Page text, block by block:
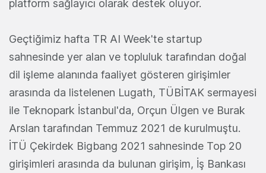
platform sağlayıcı olarak destek oluyor.
Geçtiğimiz hafta TR AI Week'te startup
sahnesinde yer alan ve topluluk tarafından doğal
dil işleme alanında faaliyet gösteren girişimler
arasında da listelenen Lugath, TÜBİTAK sermayesi
ile Teknopark İstanbul'da, Orçun Ülgen ve Burak
Arslan tarafından Temmuz 2021 de kurulmuştu.
İTÜ Çekirdek Bigbang 2021 sahnesinde Top 20
girişimleri arasında da bulunan girişim, İş Bankası